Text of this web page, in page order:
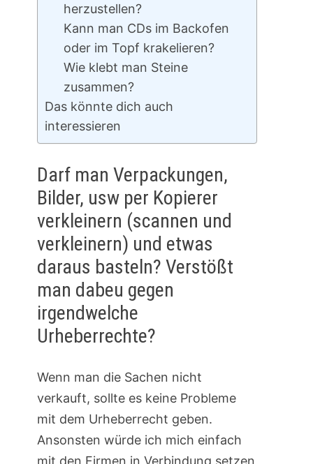
herzustellen?
Kann man CDs im Backofen
oder im Topf krakelieren?
Wie klebt man Steine
zusammen?
Das könnte dich auch
interessieren
Darf man Verpackungen,
Bilder, usw per Kopierer
verkleinern (scannen und
verkleinern) und etwas
daraus basteln? Verstößt
man dabeu gegen
irgendwelche
Urheberrechte?
Wenn man die Sachen nicht
verkauft, sollte es keine Probleme
mit dem Urheberrecht geben.
Ansonsten würde ich mich einfach
mit den Firmen in Verbindung setzen